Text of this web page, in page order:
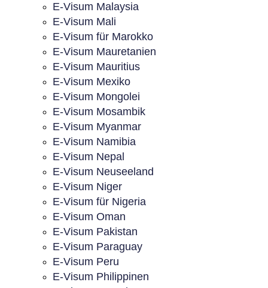
E-Visum Malaysia
E-Visum Mali
E-Visum für Marokko
E-Visum Mauretanien
E-Visum Mauritius
E-Visum Mexiko
E-Visum Mongolei
E-Visum Mosambik
E-Visum Myanmar
E-Visum Namibia
E-Visum Nepal
E-Visum Neuseeland
E-Visum Niger
E-Visum für Nigeria
E-Visum Oman
E-Visum Pakistan
E-Visum Paraguay
E-Visum Peru
E-Visum Philippinen